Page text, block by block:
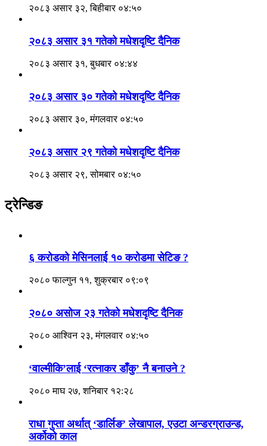
२०८३ असार ३२, बिहीबार ०४:५०
२०८३ असार ३१ गतेको मधेशदृष्टि दैनिक
२०८३ असार ३१, बुधबार ०४:४४
२०८३ असार ३० गतेको मधेशदृष्टि दैनिक
२०८३ असार ३०, मंगलवार ०४:५०
२०८३ असार २९ गतेको मधेशदृष्टि दैनिक
२०८३ असार २९, सोमबार ०४:५०
ट्रेन्डिङ
६ करोडको मेसिनलाई १० करोडमा सेटिङ ?
२०८० फाल्गुन ११, शुक्रबार ०९:०९
२०८० असोज २३ गतेको मधेशदृष्टि दैनिक
२०८० आश्विन २३, मंगलवार ०४:५०
‘वाल्मीकि’लाई ‘रत्नाकर डाँकु’ नै बनाउने ?
२०८० माघ २७, शनिबार १२:२८
राधा गुप्ता अर्थात् ‘डार्लिङ’ लेखापाल, एउटा अन्डरग्राउन्ड,
अर्कोको काल